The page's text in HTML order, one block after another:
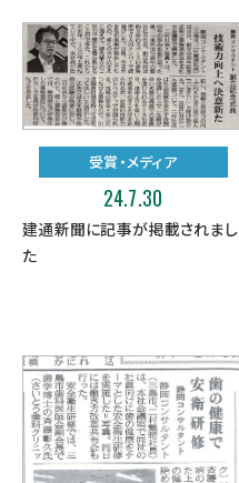
受賞・メディア
24.7.30
建通新聞に記事が掲載されまし
た